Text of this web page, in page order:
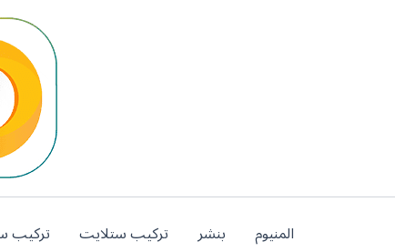
المنيوم بنشر تركيب ستلايت تركيب